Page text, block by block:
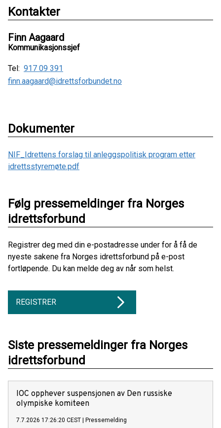
Kontakter
Finn Aagaard
Kommunikasjonssjef
Tel: 917 09 391
finn.aagaard@idrettsforbundet.no
Dokumenter
NIF_Idrettens forslag til anleggspolitisk program etter
idrettsstyremøte.pdf
Følg pressemeldinger fra Norges
idrettsforbund
Registrer deg med din e-postadresse under for å få de
nyeste sakene fra Norges idrettsforbund på e-post
fortløpende. Du kan melde deg av når som helst.
REGISTRER
Siste pressemeldinger fra Norges
idrettsforbund
IOC opphever suspensjonen av Den russiske
olympiske komiteen
7.7.2026 17:26:20 CEST Pressemelding